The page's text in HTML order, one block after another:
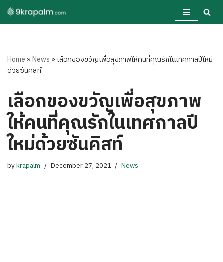
Skip
Home »News » เลือกของขวัญเพื่อสุขภาพให้คนที่คุณรักในเทศกาลปีใหม่
ด้วยซันคิสท์
เลือกของขวัญเพื่อสุขภาพ
ให้คนที่คุณรักในเทศกาลปี
ใหม่ด้วยซันคิสท์
bykrapalm December 27, 2021 News